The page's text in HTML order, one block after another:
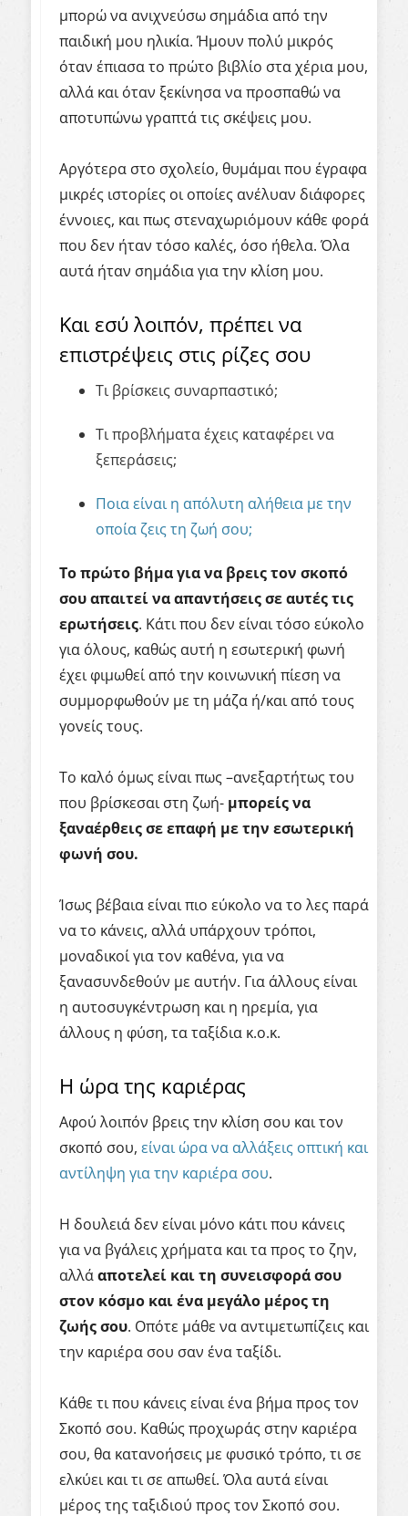
μπορώ να ανιχνεύσω σημάδια από την
παιδική μου ηλικία. Ήμουν πολύ μικρός
όταν έπιασα το πρώτο βιβλίο στα χέρια μου,
αλλά και όταν ξεκίνησα να προσπαθώ να
αποτυπώνω γραπτά τις σκέψεις μου.
Αργότερα στο σχολείο, θυμάμαι που έγραφα
μικρές ιστορίες οι οποίες ανέλυαν διάφορες
έννοιες, και πως στεναχωριόμουν κάθε φορά
που δεν ήταν τόσο καλές, όσο ήθελα. Όλα
αυτά ήταν σημάδια για την κλίση μου.
Και εσύ λοιπόν, πρέπει να
επιστρέψεις στις ρίζες σου
Τι βρίσκεις συναρπαστικό;
Τι προβλήματα έχεις καταφέρει να
ξεπεράσεις;
Ποια είναι η απόλυτη αλήθεια με την
οποία ζεις τη ζωή σου;
Το πρώτο βήμα για να βρεις τον σκοπό
σου απαιτεί να απαντήσεις σε αυτές τις
ερωτήσεις. Κάτι που δεν είναι τόσο εύκολο
για όλους, καθώς αυτή η εσωτερική φωνή
έχει φιμωθεί από την κοινωνική πίεση να
συμμορφωθούν με τη μάζα ή/και από τους
γονείς τους.
Το καλό όμως είναι πως –ανεξαρτήτως του
που βρίσκεσαι στη ζωή- μπορείς να
ξαναέρθεις σε επαφή με την εσωτερική
φωνή σου.
Ίσως βέβαια είναι πιο εύκολο να το λες παρά
να το κάνεις, αλλά υπάρχουν τρόποι,
μοναδικοί για τον καθένα, για να
ξανασυνδεθούν με αυτήν. Για άλλους είναι
η αυτοσυγκέντρωση και η ηρεμία, για
άλλους η φύση, τα ταξίδια κ.ο.κ.
Η ώρα της καριέρας
Αφού λοιπόν βρεις την κλίση σου και τον
σκοπό σου, είναι ώρα να αλλάξεις οπτική και
αντίληψη για την καριέρα σου.
Η δουλειά δεν είναι μόνο κάτι που κάνεις
για να βγάλεις χρήματα και τα προς το ζην,
αλλάαποτελεί και τη συνεισφορά σου
στον κόσμο και ένα μεγάλο μέρος τη
ζωής σου. Οπότε μάθε να αντιμετωπίζεις και
την καριέρα σου σαν ένα ταξίδι.
Κάθε τι που κάνεις είναι ένα βήμα προς τον
Σκοπό σου. Καθώς προχωράς στην καριέρα
σου, θα κατανοήσεις με φυσικό τρόπο, τι σε
ελκύει και τι σε απωθεί. Όλα αυτά είναι
μέρος της ταξιδιού προς τον Σκοπό σου.